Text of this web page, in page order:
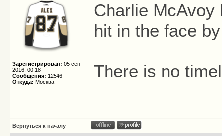
Зарегистрирован: 05 сен
2016, 00:18
Сообщения: 12546
Откуда: Москва
Charlie McAvoy
hit in the face
There is no
Вернуться к началу